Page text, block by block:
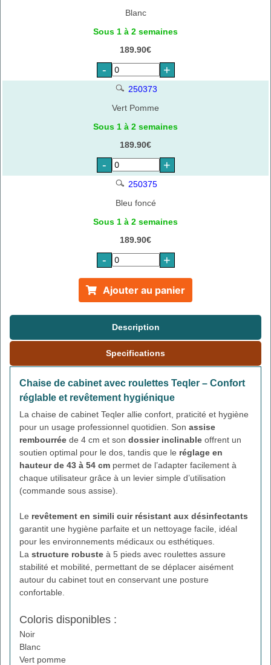
Blanc
Sous 1 à 2 semaines
189.90€
- +
250373
Vert Pomme
Sous 1 à 2 semaines
189.90€
- +
250375
Bleu foncé
Sous 1 à 2 semaines
189.90€
- +
Ajouter au panier
Description
Specifications
Chaise de cabinet avec roulettes Teqler – Confort
réglable et revêtement hygiénique
La chaise de cabinet Teqler allie confort, praticité et hygiène
pour un usage professionnel quotidien. Son assise
rembourrée de 4 cm et son dossier inclinable offrent un
soutien optimal pour le dos, tandis que le réglage en
hauteur de 43 à 54 cm permet de l’adapter facilement à
chaque utilisateur grâce à un levier simple d’utilisation
(commande sous assise).
Le revêtement en simili cuir résistant aux désinfectants
garantit une hygiène parfaite et un nettoyage facile, idéal
pour les environnements médicaux ou esthétiques.
La structure robuste à 5 pieds avec roulettes assure
stabilité et mobilité, permettant de se déplacer aisément
autour du cabinet tout en conservant une posture
confortable.
Coloris disponibles :
Noir
Blanc
Vert pomme